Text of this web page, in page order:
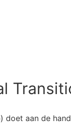
aan de